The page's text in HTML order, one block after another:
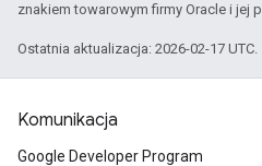
znakiem towarowym firmy Oracle i jej
Ostatnia aktualizacja: 2026-02-17 UTC.
Komunikacja
Google Developer Program